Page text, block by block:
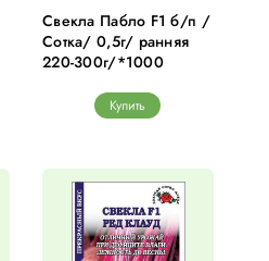
Свекла Пабло F1 б/п /
Сотка/ 0,5г/ ранняя
220-300г/*1000
Купить